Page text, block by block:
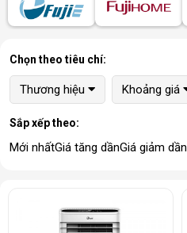
Chọn theo tiêu chí:
Thương hiệu Khoảng giá
Sắp xếp theo:
Mới nhấtGiá tăng dầnGiá giảm dần